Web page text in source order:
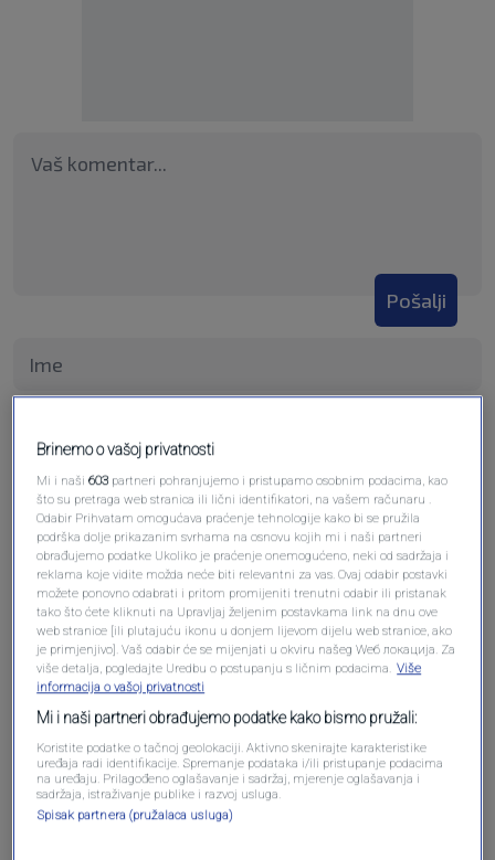
Pošalji
Pošalji komentar
Oglas
Brinemo o vašoj privatnosti
Mi i naši603 partneri pohranjujemo i pristupamo osobnim podacima, kao
što su pretraga web stranica ili lični identifikatori, na vašem računaru .
Odabir Prihvatam omogućava praćenje tehnologije kako bi se pružila
podrška dolje prikazanim svrhama na osnovu kojih mi i naši partneri
obrađujemo podatke Ukoliko je praćenje onemogućeno, neki od sadržaja i
reklama koje vidite možda neće biti relevantni za vas. Ovaj odabir postavki
možete ponovno odabrati i pritom promijeniti trenutni odabir ili pristanak
tako što ćete kliknuti na Upravljaj željenim postavkama link na dnu ove
web stranice [ili plutajuću ikonu u donjem lijevom dijelu web stranice, ako
je primjenjivo]. Vaš odabir će se mijenjati u okviru našeg Wеб локација. Za
više detalja, pogledajte Uredbu o postupanju s ličnim podacima. Više
informacija o vašoj privatnosti
Mi i naši partneri obrađujemo podatke kako bismo pružali:
Koristite podatke o tačnoj geolokaciji. Aktivno skenirajte karakteristike
uređaja radi identifikacije. Spremanje podataka i/ili pristupanje podacima
na uređaju. Prilagođeno oglašavanje i sadržaj, mjerenje oglašavanja i
sadržaja, istraživanje publike i razvoj usluga.
Spisak partnera (pružalaca usluga)